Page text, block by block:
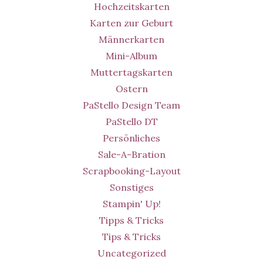
Hochzeitskarten
Karten zur Geburt
Männerkarten
Mini-Album
Muttertagskarten
Ostern
PaStello Design Team
PaStello DT
Persönliches
Sale-A-Bration
Scrapbooking-Layout
Sonstiges
Stampin' Up!
Tipps & Tricks
Tips & Tricks
Uncategorized